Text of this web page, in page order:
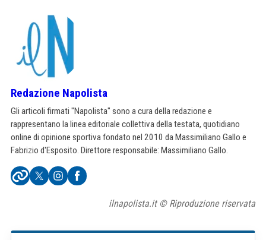
Redazione Napolista
Gli articoli firmati "Napolista" sono a cura della redazione e
rappresentano la linea editoriale collettiva della testata, quotidiano
online di opinione sportiva fondato nel 2010 da Massimiliano Gallo e
Fabrizio d'Esposito. Direttore responsabile: Massimiliano Gallo.
ilnapolista.it © Riproduzione riservata